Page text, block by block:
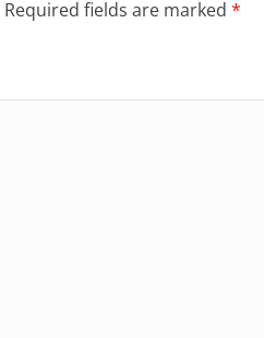
Required fields are marked *